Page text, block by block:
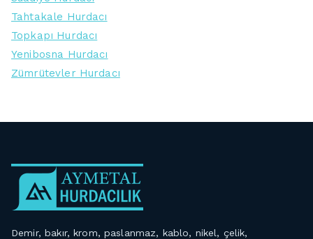
Tahtakale Hurdacı
Topkapı Hurdacı
Yenibosna Hurdacı
Zümrütevler Hurdacı
Demir, bakır, krom, paslanmaz, kablo, nikel, çelik,